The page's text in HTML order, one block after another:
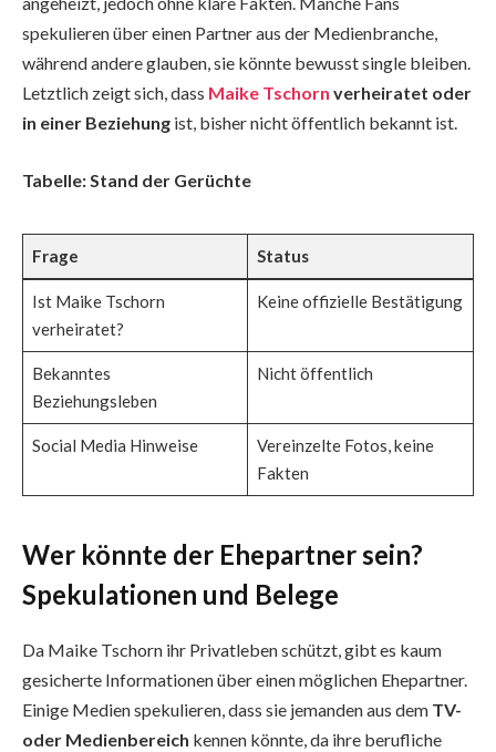
spekulieren über einen Partner aus der Medienbranche,
während andere glauben, sie könnte bewusst single bleiben.
Letztlich zeigt sich, dass Maike Tschorn verheiratet oder
in einer Beziehung ist, bisher nicht öffentlich bekannt ist.
Tabelle: Stand der Gerüchte
Frage Status
Ist Maike Tschorn
verheiratet?
Keine offizielle Bestätigung
Bekanntes
Beziehungsleben
Nicht öffentlich
Social Media Hinweise
Vereinzelte Fotos, keine
Fakten
Wer könnte der Ehepartner sein?
Spekulationen und Belege
Da Maike Tschorn ihr Privatleben schützt, gibt es kaum
gesicherte Informationen über einen möglichen Ehepartner.
Einige Medien spekulieren, dass sie jemanden aus dem TV-
oder Medienbereich kennen könnte, da ihre berufliche